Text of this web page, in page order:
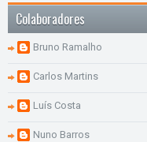
Colaboradores
Bruno Ramalho
Carlos Martins
Luís Costa
Nuno Barros